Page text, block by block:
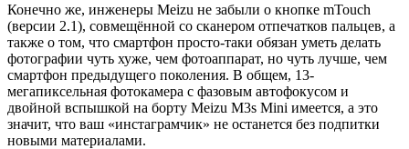
Конечно же, инженеры Meizu не забыли о кнопке mTouch
(версии 2.1), совмещённой со сканером отпечатков пальцев, а
также о том, что смартфон просто-таки обязан уметь делать
фотографии чуть хуже, чем фотоаппарат, но чуть лучше, чем
смартфон предыдущего поколения. В общем, 13-
мегапиксельная фотокамера с фазовым автофокусом и
двойной вспышкой на борту Meizu M3s Mini имеется, а это
значит, что ваш «инстаграмчик» не останется без подпитки
новыми материалами.